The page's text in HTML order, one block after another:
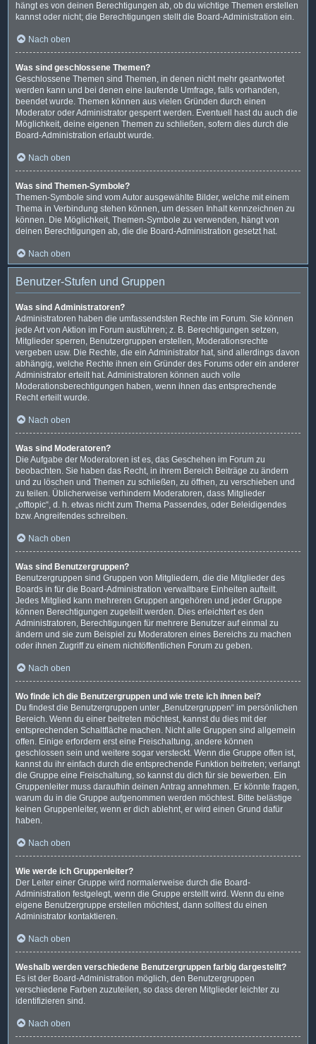
hängt es von deinen Berechtigungen ab, ob du wichtige Themen erstellen
kannst oder nicht; die Berechtigungen stellt die Board-Administration ein.
Nach oben
Was sind geschlossene Themen?
Geschlossene Themen sind Themen, in denen nicht mehr geantwortet
werden kann und bei denen eine laufende Umfrage, falls vorhanden,
beendet wurde. Themen können aus vielen Gründen durch einen
Moderator oder Administrator gesperrt werden. Eventuell hast du auch die
Möglichkeit, deine eigenen Themen zu schließen, sofern dies durch die
Board-Administration erlaubt wurde.
Nach oben
Was sind Themen-Symbole?
Themen-Symbole sind vom Autor ausgewählte Bilder, welche mit einem
Thema in Verbindung stehen können, um dessen Inhalt kennzeichnen zu
können. Die Möglichkeit, Themen-Symbole zu verwenden, hängt von
deinen Berechtigungen ab, die die Board-Administration gesetzt hat.
Nach oben
Benutzer-Stufen und Gruppen
Was sind Administratoren?
Administratoren haben die umfassendsten Rechte im Forum. Sie können
jede Art von Aktion im Forum ausführen; z. B. Berechtigungen setzen,
Mitglieder sperren, Benutzergruppen erstellen, Moderationsrechte
vergeben usw. Die Rechte, die ein Administrator hat, sind allerdings davon
abhängig, welche Rechte ihnen ein Gründer des Forums oder ein anderer
Administrator erteilt hat. Administratoren können auch volle
Moderationsberechtigungen haben, wenn ihnen das entsprechende
Recht erteilt wurde.
Nach oben
Was sind Moderatoren?
Die Aufgabe der Moderatoren ist es, das Geschehen im Forum zu
beobachten. Sie haben das Recht, in ihrem Bereich Beiträge zu ändern
und zu löschen und Themen zu schließen, zu öffnen, zu verschieben und
zu teilen. Üblicherweise verhindern Moderatoren, dass Mitglieder
„offtopic“, d. h. etwas nicht zum Thema Passendes, oder Beleidigendes
bzw. Angreifendes schreiben.
Nach oben
Was sind Benutzergruppen?
Benutzergruppen sind Gruppen von Mitgliedern, die die Mitglieder des
Boards in für die Board-Administration verwaltbare Einheiten aufteilt.
Jedes Mitglied kann mehreren Gruppen angehören und jeder Gruppe
können Berechtigungen zugeteilt werden. Dies erleichtert es den
Administratoren, Berechtigungen für mehrere Benutzer auf einmal zu
ändern und sie zum Beispiel zu Moderatoren eines Bereichs zu machen
oder ihnen Zugriff zu einem nichtöffentlichen Forum zu geben.
Nach oben
Wo finde ich die Benutzergruppen und wie trete ich ihnen bei?
Du findest die Benutzergruppen unter „Benutzergruppen“ im persönlichen
Bereich. Wenn du einer beitreten möchtest, kannst du dies mit der
entsprechenden Schaltfläche machen. Nicht alle Gruppen sind allgemein
offen. Einige erfordern erst eine Freischaltung, andere können
geschlossen sein und weitere sogar versteckt. Wenn die Gruppe offen ist,
kannst du ihr einfach durch die entsprechende Funktion beitreten; verlangt
die Gruppe eine Freischaltung, so kannst du dich für sie bewerben. Ein
Gruppenleiter muss daraufhin deinen Antrag annehmen. Er könnte fragen,
warum du in die Gruppe aufgenommen werden möchtest. Bitte belästige
keinen Gruppenleiter, wenn er dich ablehnt, er wird einen Grund dafür
haben.
Nach oben
Wie werde ich Gruppenleiter?
Der Leiter einer Gruppe wird normalerweise durch die Board-
Administration festgelegt, wenn die Gruppe erstellt wird. Wenn du eine
eigene Benutzergruppe erstellen möchtest, dann solltest du einen
Administrator kontaktieren.
Nach oben
Weshalb werden verschiedene Benutzergruppen farbig dargestellt?
Es ist der Board-Administration möglich, den Benutzergruppen
verschiedene Farben zuzuteilen, so dass deren Mitglieder leichter zu
identifizieren sind.
Nach oben